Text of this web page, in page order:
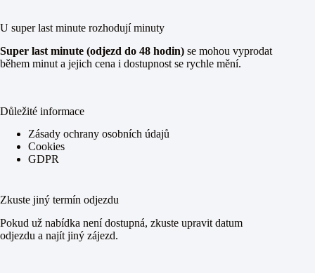
U super last minute rozhodují minuty
Super last minute (odjezd do 48 hodin) se mohou vyprodat
během minut a jejich cena i dostupnost se rychle mění.
Důležité informace
Zásady ochrany osobních údajů
Cookies
GDPR
Zkuste jiný termín odjezdu
Pokud už nabídka není dostupná, zkuste upravit datum
odjezdu a najít jiný zájezd.